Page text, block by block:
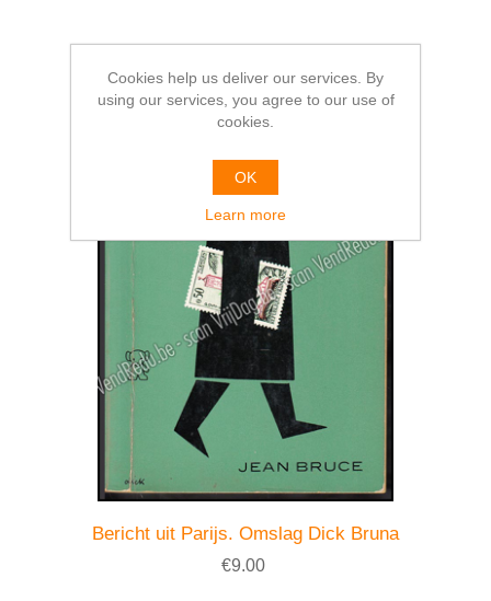
Bericht uit Parijs. Omslag Dick Bruna
€9.00
Cookies help us deliver our services. By
using our services, you agree to our use of
cookies.
OK
Learn more